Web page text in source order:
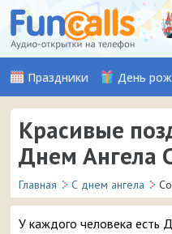
Праздники День
Красивые
Днем Ангела
Главная С днем ангела
У каждого человека есть